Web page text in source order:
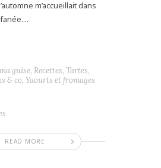
m’accueillait dans
READ MORE
guise, Recettes, Tartes,
& co, Yaourts et fromages